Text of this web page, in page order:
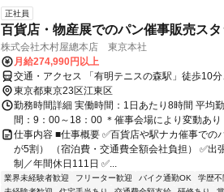
正社員
百貨店・物産展でのパン催事販売スタ
株式会社木村屋總本店 東京本社
月給274,990円以上
交通・アクセス 「有明テニスの森駅」徒歩10
東京都東京23区江東区
勤務時間詳細 実働時間：1日あたり8時間 平均
間：9：00～18：00 ＊催事会場により変動あり
仕事内容 ■仕事概要 ✅️百貨店や駅ナカ催事での
が5割） （宿泊費・交通費全額会社負担） ✅️出
制／年間休日111日 ✅...
業界未経験者歓迎 フリーター歓迎 バイク通勤OK 学歴不